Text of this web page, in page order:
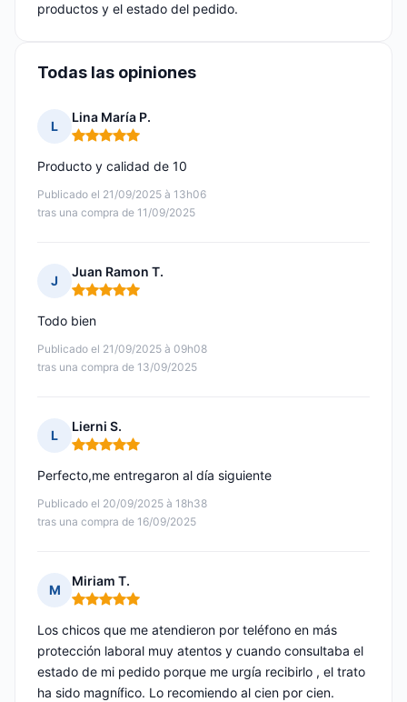
productos y el estado del pedido.
Todas las opiniones
L
Lina María P.
Nota: 5 de 5
Publicado el 21/09/2025 à 13h06
tras una compra de 11/09/2025
Producto y calidad de 10
J
Juan Ramon T.
Nota: 5 de 5
Publicado el 21/09/2025 à 09h08
tras una compra de 13/09/2025
Todo bien
L
Lierni S.
Nota: 5 de 5
Publicado el 20/09/2025 à 18h38
tras una compra de 16/09/2025
Perfecto,me entregaron al día siguiente
M
Miriam T.
Nota: 5 de 5
Los chicos que me atendieron por teléfono en más
protección laboral muy atentos y cuando consultaba el
estado de mi pedido porque me urgía recibirlo , el trato
ha sido magnífico. Lo recomiendo al cien por cien.